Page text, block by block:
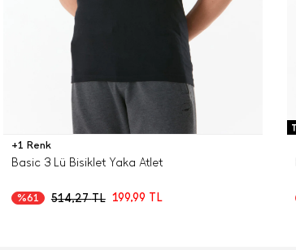
+1 Renk
Basic 3 Lü Bisiklet Yaka Atlet
514,27TL 199,99 TL
%61